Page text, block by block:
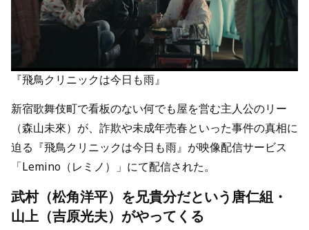
『飛鳥クリニックは今日も雨』
新宿歌舞伎町で看板のない何でも屋を営む主人公のリー
（森山未來）が、詐欺や未成年売春といった事件の真相に
迫る『飛鳥クリニックは今日も雨』が映像配信サービス
「Lemino（レミノ）」にて配信された。
武村（松角洋平）を兄貴分だという唐仁組・
山上（吉原光夫）がやってくる